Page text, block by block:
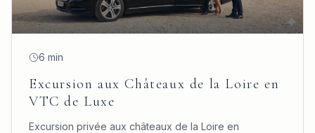
6 min
Excursion aux Châteaux de la Loire en
VTC de Luxe
Excursion privée aux châteaux de la Loire en